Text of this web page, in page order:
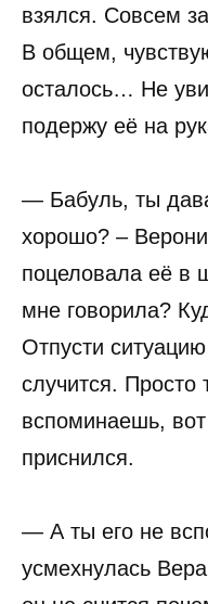
взялся. Совсем
В общем,
осталось… Не
подержу её на
— Бабуль, ты
хорошо? –
поцеловала её в
мне говорила?
Отпусти
случится. Просто
вспоминаешь,
приснился.
— А ты его не
усмехнулась